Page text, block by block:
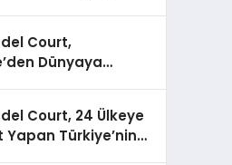
Court,
Dünyaya
Court, 24 Ülkeye
Türkiye’nin